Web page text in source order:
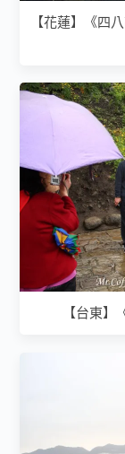
【花蓮】《四
【台東】